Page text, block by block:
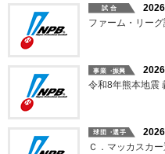
ファーム・リー
令和8年熊本地震
Ｃ．マッカスカ